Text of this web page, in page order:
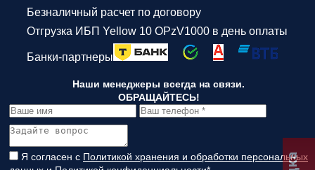
Безналичный расчет по договору
Отгрузка ИБП Yellow 10 OPzV1000 в день оплаты
Банки-партнеры
Наши менеджеры всегда на связи.
ОБРАЩАЙТЕСЬ!
Я согласен с Политикой хранения и обработки персональных